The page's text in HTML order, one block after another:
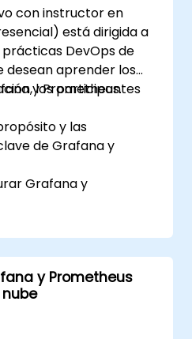
complementos
de Grafana.
con instructor en
está dirigida a
DevOps de
desean aprender los
y Prometheus.
los participantes
y las
de Grafana y
Grafana y
de datos básicas y
en Grafana.
del sistema y
utilizando Prometheus.
y Prometheus